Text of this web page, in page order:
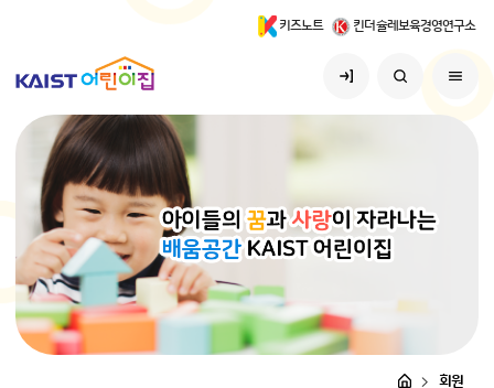
키즈노트 킨더슐레보육경영연구소
회원